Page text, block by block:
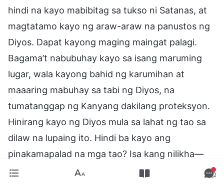
hindi na kayo mabibitag sa tukso ni Satanas, at
magtatamo kayo ng araw-araw na panustos ng
Diyos. Dapat kayong maging maingat palagi.
Bagama’t nabubuhay kayo sa isang maruming
lugar, wala kayong bahid ng karumihan at
maaaring mabuhay sa tabi ng Diyos, na
tumatanggap ng Kanyang dakilang proteksyon.
Hinirang kayo ng Diyos mula sa lahat ng tao sa
dilaw na lupaing ito. Hindi ba kayo ang
pinakamapalad na mga tao? Isa kang nilikha—
mangyari pa ay dapat mong sambahin ang Diyos